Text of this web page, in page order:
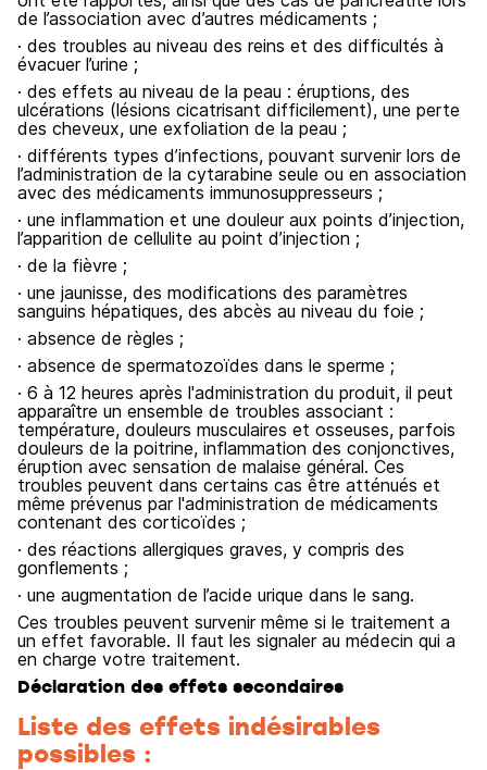
de l’association avec d’autres médicaments ;
· des troubles au niveau des reins et des difficultés à
évacuer l’urine ;
· des effets au niveau de la peau : éruptions, des
ulcérations (lésions cicatrisant difficilement), une perte
des cheveux, une exfoliation de la peau ;
· différents types d’infections, pouvant survenir lors de
l’administration de la cytarabine seule ou en association
avec des médicaments immunosuppresseurs ;
· une inflammation et une douleur aux points d’injection,
l’apparition de cellulite au point d’injection ;
· de la fièvre ;
· une jaunisse, des modifications des paramètres
sanguins hépatiques, des abcès au niveau du foie ;
· absence de règles ;
· absence de spermatozoïdes dans le sperme ;
· 6 à 12 heures après l'administration du produit, il peut
apparaître un ensemble de troubles associant :
température, douleurs musculaires et osseuses, parfois
douleurs de la poitrine, inflammation des conjonctives,
éruption avec sensation de malaise général. Ces
troubles peuvent dans certains cas être atténués et
même prévenus par l'administration de médicaments
contenant des corticoïdes ;
· des réactions allergiques graves, y compris des
gonflements ;
· une augmentation de l’acide urique dans le sang.
Ces troubles peuvent survenir même si le traitement a
un effet favorable. Il faut les signaler au médecin qui a
en charge votre traitement.
Déclaration des effets secondaires
Liste des effets indésirables
possibles :